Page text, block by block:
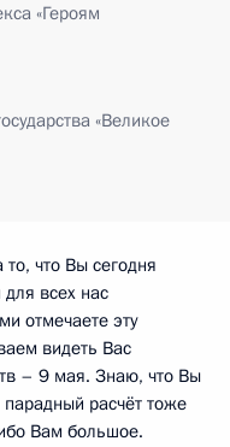
«Героям
«Великое
что Вы сегодня
всех нас
отмечаете эту
видеть Вас
– 9 мая. Знаю, что Вы
расчёт тоже
Вам большое.